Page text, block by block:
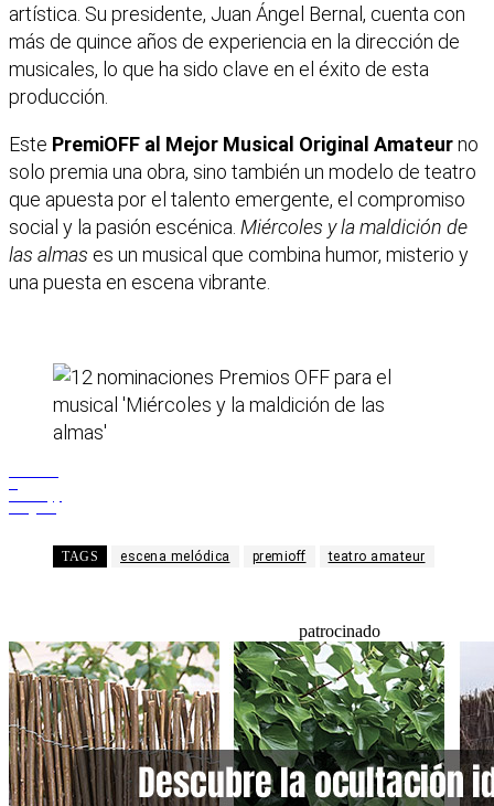
artística. Su presidente, Juan Ángel Bernal, cuenta con
más de quince años de experiencia en la dirección de
musicales, lo que ha sido clave en el éxito de esta
producción.
Este PremiOFF al Mejor Musical Original Amateurno
solo premia una obra, sino también un modelo de teatro
que apuesta por el talento emergente, el compromiso
social y la pasión escénica. Miércoles y la maldición de
las almas es un musical que combina humor, misterio y
una puesta en escena vibrante.
TAGS escena melódica premioff teatro amateur
patrocinado